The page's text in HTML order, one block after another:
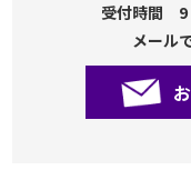
受付時間 9
メール